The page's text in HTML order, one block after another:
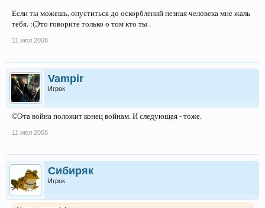
Если ты можешь, опуститься до оскорблений незная человека мне жаль
тебя. :(Это говорите только о том кто ты .
11 июл 2008
Vampir
Игрок
©Эта война положит конец войнам. И следующая - тоже.
11 июл 2008
Сибиряк
Игрок